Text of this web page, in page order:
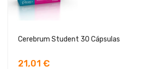
Cerebrum Student 30 Cápsulas
21,01 €